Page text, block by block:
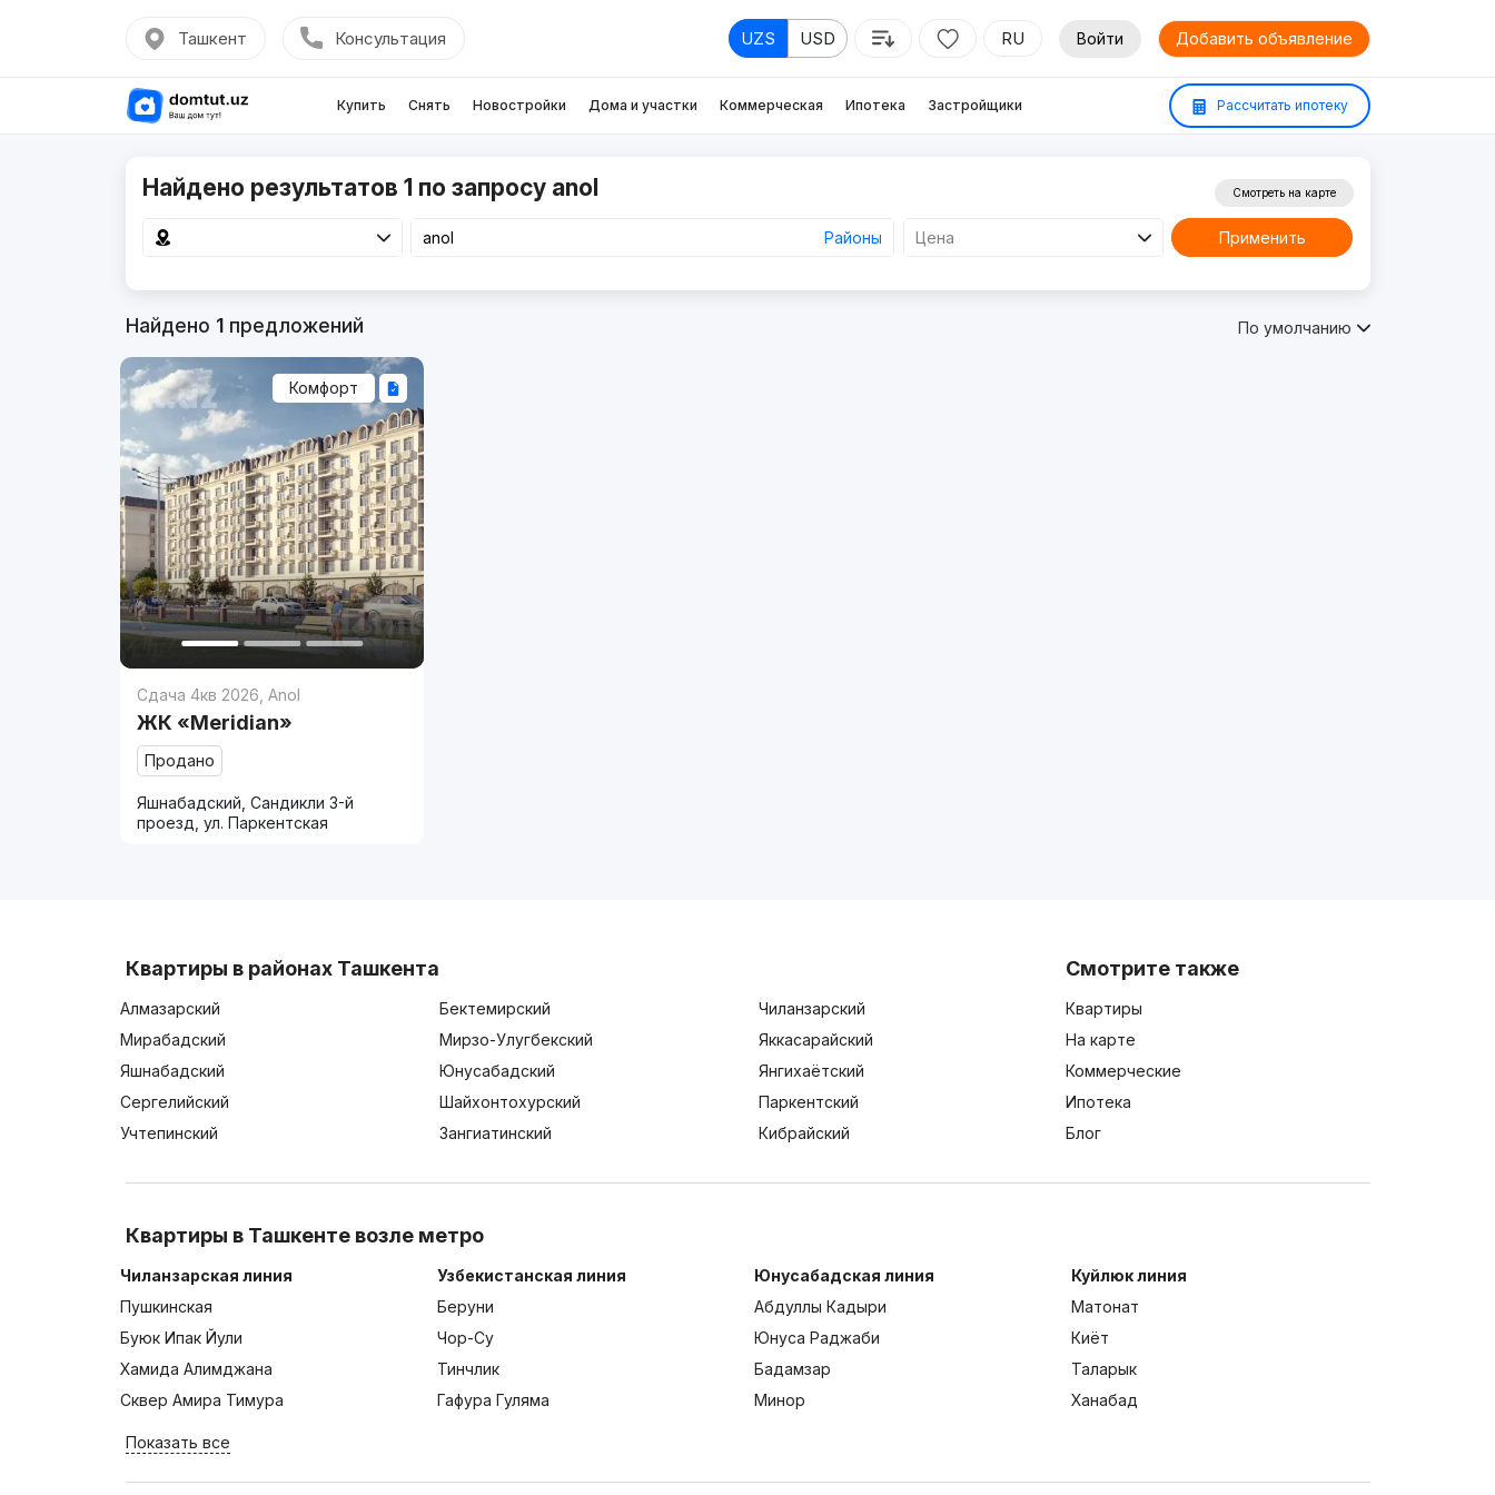
Ташкент Консультация UZS USD RU Войти Добавить объявление
Купить Снять Новостройки Дома и участки Коммерческая Ипотека Застройщики Рассчитать ипотеку
Найдено результатов 1 по запросу anol
Районы Цена
Смотреть на карте
Применить
Найдено 1предложений По умолчанию
Комфорт
Сдача 4кв 2026 ,Anol
ЖК «Meridian»
Продано
Яшнабадский, Сандикли 3-й
проезд, ул. Паркентская
Квартиры в районах Ташкента
Алмазарский Бектемирский
Чиланзарский
Мирабадский
Мирзо-Улугбекский
Яккасарайский
Яшнабадский
Юнусабадский
Янгихаётский
Сергелийский
Шайхонтохурский
Паркентский
Учтепинский
Зангиатинский Кибрайский
Смотрите также
Квартиры
На карте
Коммерческие
Ипотека
Блог
Квартиры в Ташкенте возле метро
Чиланзарская линия
Пушкинская
Буюк Ипак Йули
Хамида Алимджана
Сквер Амира Тимура
Узбекистанская линия
Беруни
Чор-Су
Тинчлик
Гафура Гуляма
Юнусабадская линия
Абдуллы Кадыри
Юнуса Раджаби
Бадамзар
Минор
Куйлюк линия
Матонат
Киёт
Таларык
Ханабад
Показать все